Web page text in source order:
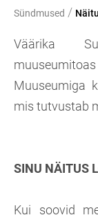
Sündmused /
Väärika
Muuseumiga
mis tutvustab
SINU NÄITUS
Kui soovid